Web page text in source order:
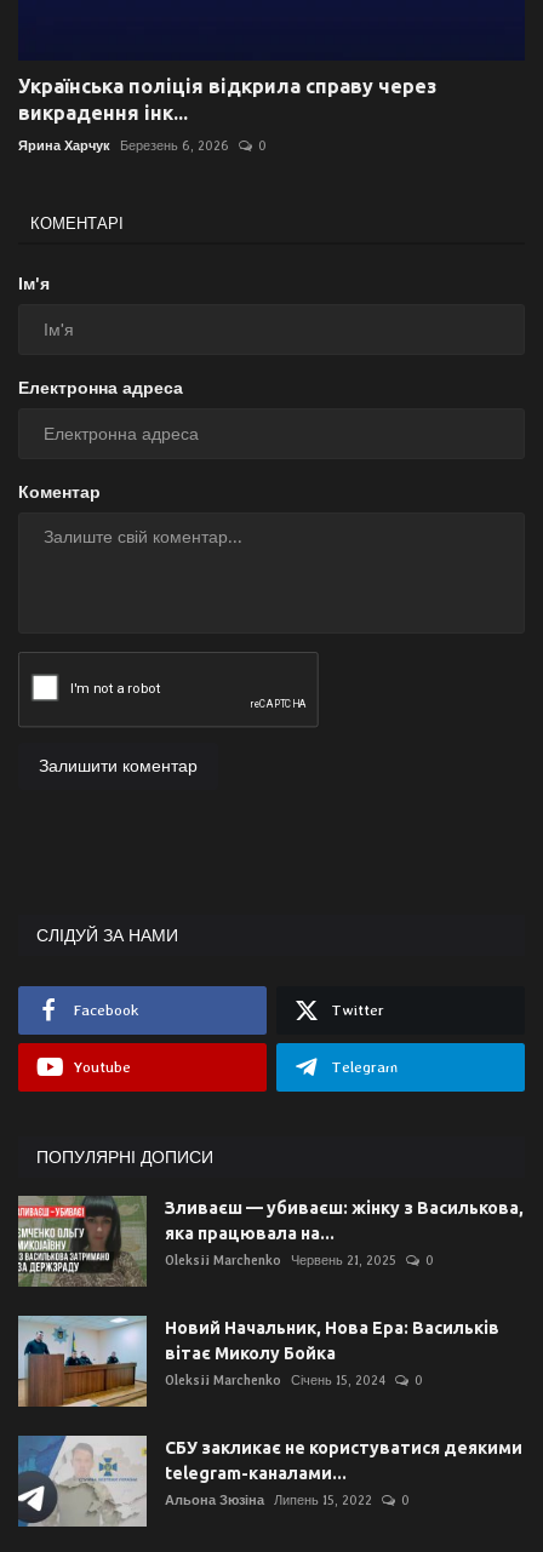
Українська поліція відкрила справу через
викрадення інк...
Ярина Харчук Березень 6, 2026 0
КОМЕНТАРІ
Ім'я
Електронна адреса
Коментар
Залишити коментар
СЛІДУЙ ЗА НАМИ
Facebook Twitter
Youtube Telegram
ПОПУЛЯРНІ ДОПИСИ
Зливаєш — убиваєш: жінку з Василькова,
яка працювала на...
Oleksii Marchenko Червень 21, 2025 0
Новий Начальник, Нова Ера: Васильків
вітає Миколу Бойка
Oleksii Marchenko Січень 15, 2024 0
СБУ закликає не користуватися деякими
telegram-каналами...
Альона Зюзіна Липень 15, 2022 0